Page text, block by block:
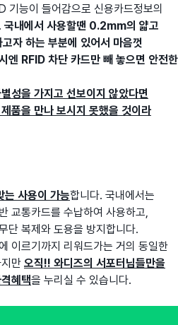
기능이 들어감으로 신용카드정보의
국내에서 사용할땐 0.2mm의 얇고
자 하는 부분에 있어서 마음껏
엔 RFID 차단 카드만 빼 놓으면 안전한
성을 가지고 선보이지 않았다면
품을 만나 보시지 못했을 것이라
는 사용이 가능합니다. 국내에서는
교통카드를 수납하여 사용하고,
단 복제와 도용을 방지합니다.
이르기까지 리워드가는 거의 동일한
만 오직!! 와디즈의 서포터님들만을
혜택을 누리실 수 있습니다.